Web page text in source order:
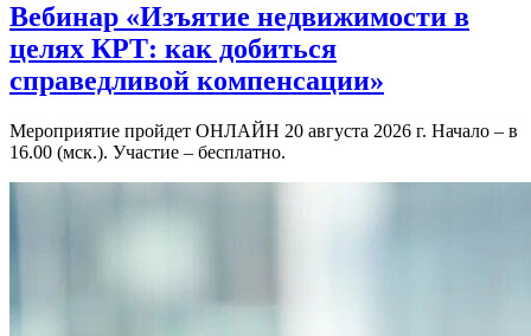
Вебинар «Изъятие недвижимости в
целях КРТ: как добиться
справедливой компенсации»
Мероприятие пройдет ОНЛАЙН 20 августа 2026 г. Начало – в
16.00 (мск.). Участие – бесплатно.